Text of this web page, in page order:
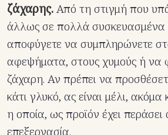
ζάχαρης.Από τη στιγμή που
άλλως σε πολλά συσκευασμένα
αποφύγετε να συμπληρώνετε
αφεψήματα, στους χυμούς ή να
ζάχαρη. Αν πρέπει να
κάτι γλυκό, ας είναι μέλι,
η οποία, ως προϊόν έχει
επεξεργασία.